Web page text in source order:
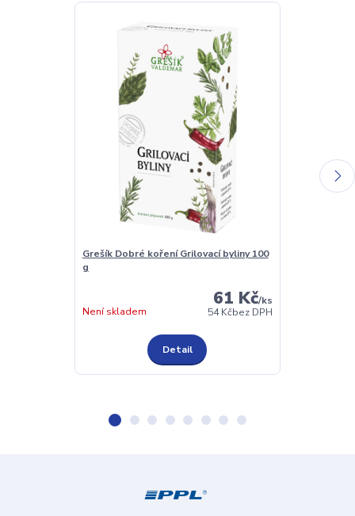
Grešík Dobré koření Grilovací byliny 100
g
61 Kč/ks
54 Kčbez DPH
Není skladem
Detail